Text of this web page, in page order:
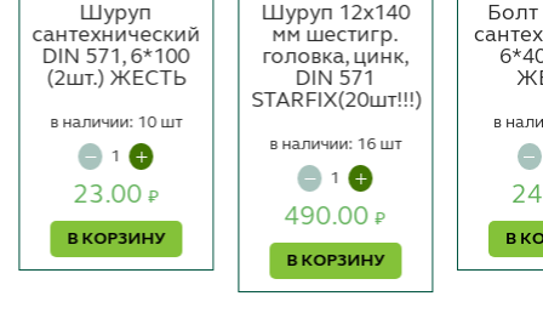
Шуруп
сантехнический
DIN 571, 6*100
(2шт.) ЖЕСТЬ
23.00₽
В КОРЗИНУ
в наличии: 10 шт
Шуруп 12х140
мм шестигр.
головка, цинк,
DIN 571
STARFIX(20шт!!!)
490.00₽
В КОРЗИНУ
в наличии: 16 шт
Болт
В
в